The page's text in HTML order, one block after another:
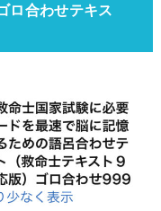
ロ合わせテキス